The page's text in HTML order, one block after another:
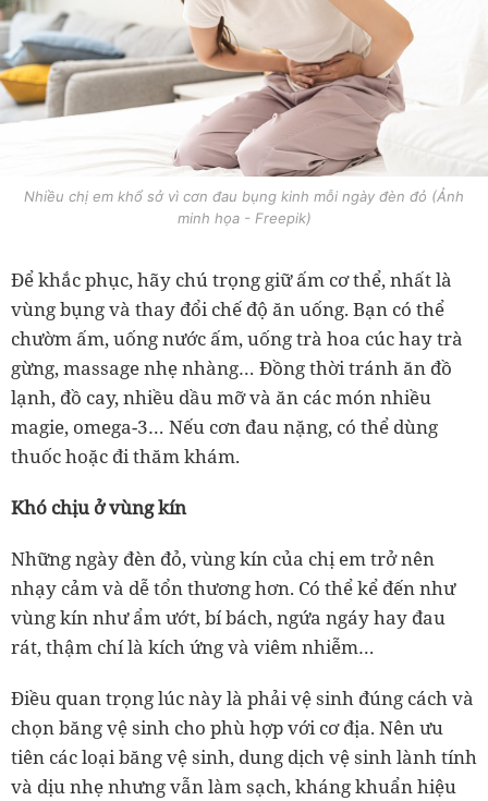
Nhiều chị em khổ sở vì cơn đau bụng kinh mỗi ngày đèn đỏ (Ảnh
minh họa - Freepik)
Để khắc phục, hãy chú trọng giữ ấm cơ thể, nhất là
vùng bụng và thay đổi chế độ ăn uống. Bạn có thể
chườm ấm, uống nước ấm, uống trà hoa cúc hay trà
gừng, massage nhẹ nhàng… Đồng thời tránh ăn đồ
lạnh, đồ cay, nhiều dầu mỡ và ăn các món nhiều
magie, omega-3… Nếu cơn đau nặng, có thể dùng
thuốc hoặc đi thăm khám.
Khó chịu ở vùng kín
Những ngày đèn đỏ, vùng kín của chị em trở nên
nhạy cảm và dễ tổn thương hơn. Có thể kể đến như
vùng kín như ẩm ướt, bí bách, ngứa ngáy hay đau
rát, thậm chí là kích ứng và viêm nhiễm…
Điều quan trọng lúc này là phải vệ sinh đúng cách và
chọn băng vệ sinh cho phù hợp với cơ địa. Nên ưu
tiên các loại băng vệ sinh, dung dịch vệ sinh lành tính
và dịu nhẹ nhưng vẫn làm sạch, kháng khuẩn hiệu